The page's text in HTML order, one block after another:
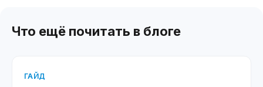
Что ещё почитать в блоге
ГАЙД